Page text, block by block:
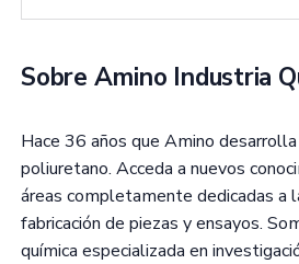
Sobre Amino Industria
Hace 36 años que Amino
poliuretano. Acceda a nuevos
áreas completamente dedicadas a
fabricación de piezas y ensayos.
química especializada en